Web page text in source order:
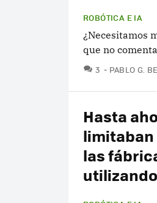
ROBÓTICA E IA
¿Necesitamos
que no
3
PABLO G.
Hasta
limitaban
las